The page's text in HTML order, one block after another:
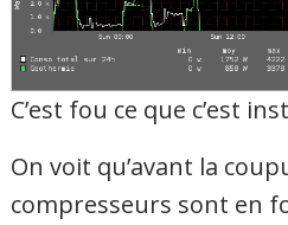
C’est fou ce que c’est
On voit qu’avant la
compresseurs sont en